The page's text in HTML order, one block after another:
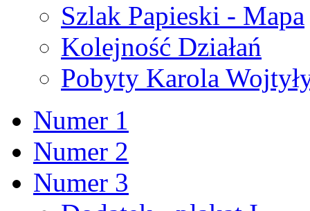
Szlak Papieski - Mapa
Kolejność Działań
Pobyty Karola
Numer 1
Numer 2
Numer 3